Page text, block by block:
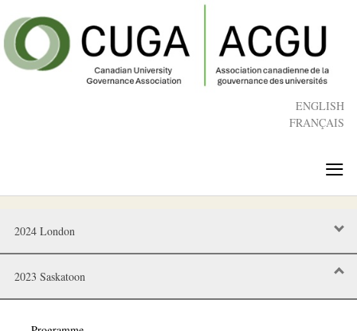
to
main
content
ENGLISH
FRANÇAIS
≡
2024 London
2023 Saskatoon